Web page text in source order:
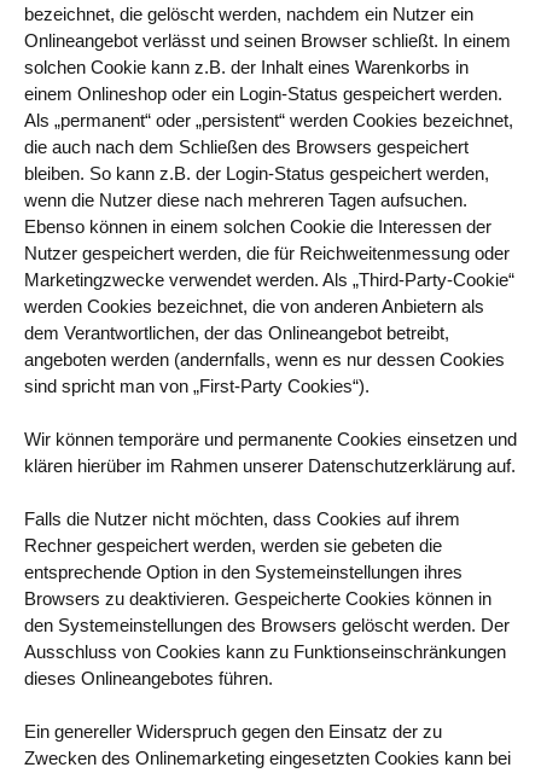
bezeichnet, die gelöscht werden, nachdem ein Nutzer ein
Onlineangebot verlässt und seinen Browser schließt. In einem
solchen Cookie kann z.B. der Inhalt eines Warenkorbs in
einem Onlineshop oder ein Login-Status gespeichert werden.
Als „permanent“ oder „persistent“ werden Cookies bezeichnet,
die auch nach dem Schließen des Browsers gespeichert
bleiben. So kann z.B. der Login-Status gespeichert werden,
wenn die Nutzer diese nach mehreren Tagen aufsuchen.
Ebenso können in einem solchen Cookie die Interessen der
Nutzer gespeichert werden, die für Reichweitenmessung oder
Marketingzwecke verwendet werden. Als „Third-Party-Cookie“
werden Cookies bezeichnet, die von anderen Anbietern als
dem Verantwortlichen, der das Onlineangebot betreibt,
angeboten werden (andernfalls, wenn es nur dessen Cookies
sind spricht man von „First-Party Cookies“).
Wir können temporäre und permanente Cookies einsetzen und
klären hierüber im Rahmen unserer Datenschutzerklärung auf.
Falls die Nutzer nicht möchten, dass Cookies auf ihrem
Rechner gespeichert werden, werden sie gebeten die
entsprechende Option in den Systemeinstellungen ihres
Browsers zu deaktivieren. Gespeicherte Cookies können in
den Systemeinstellungen des Browsers gelöscht werden. Der
Ausschluss von Cookies kann zu Funktionseinschränkungen
dieses Onlineangebotes führen.
Ein genereller Widerspruch gegen den Einsatz der zu
Zwecken des Onlinemarketing eingesetzten Cookies kann bei